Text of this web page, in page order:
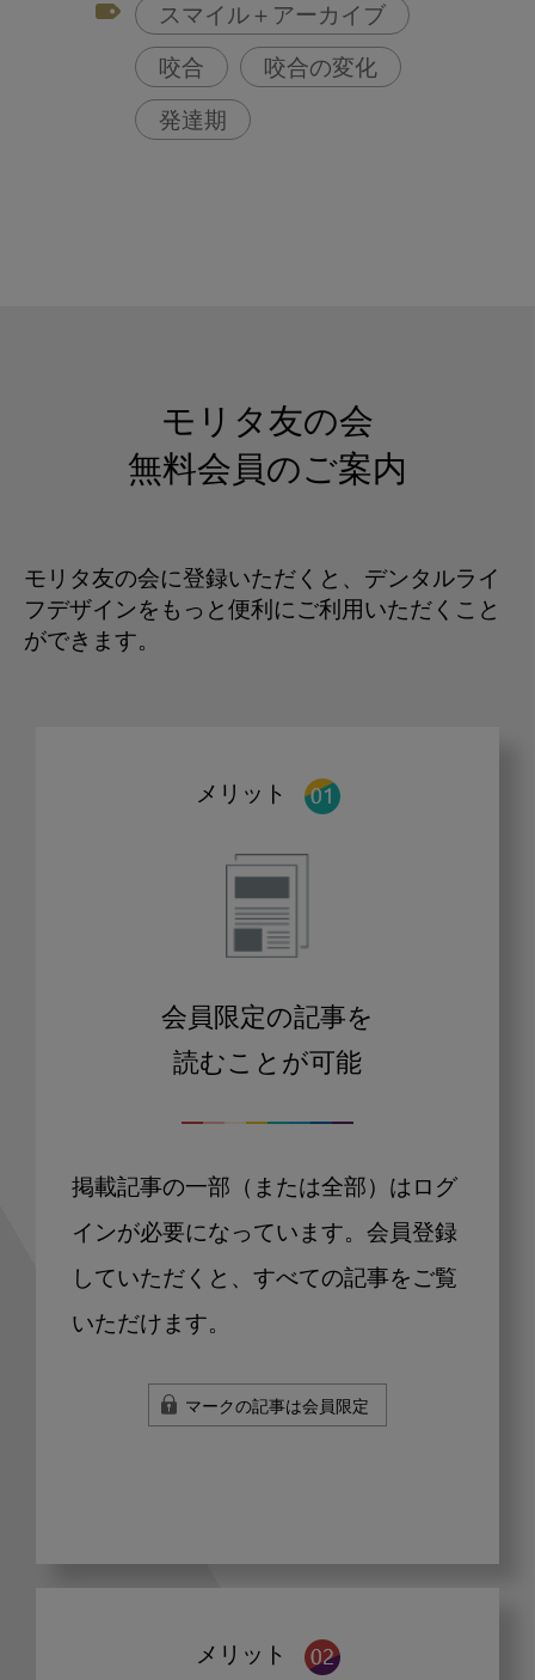
スマイル＋アーカイブ
咬合 咬合の変化
発達期
モリタ友の会
無料会員のご案内
モリタ友の会に登録いただくと、デンタルライ
フデザインをもっと便利にご利用いただくこと
ができます。
メリット
会員限定の記事を
読むことが可能
掲載記事の一部（または全部）はログ
インが必要になっています。会員登録
していただくと、すべての記事をご覧
いただけます。
マークの記事は会員限定
メリット